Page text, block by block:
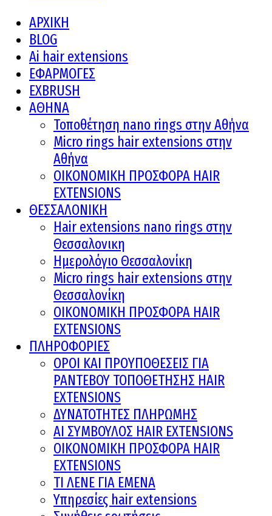
ΑΡΧΙΚΗ
BLOG
Ai hair extensions
ΕΦΑΡΜΟΓΕΣ
EXBRUSH
ΑΘΗΝΑ
Τοποθέτηση nano rings στην Αθήνα
Micro rings hair extensions στην
Αθήνα
ΟΙΚΟΝΟΜΙΚΗ ΠΡΟΣΦΟΡΑ HAIR
EXTENSIONS
ΘΕΣΣΑΛΟΝΙΚΗ
Hair extensions nano rings στην
Θεσσαλονικη
Ημερολόγιο Θεσσαλονίκη
Micro rings hair extensions στην
Θεσσαλονίκη
ΟΙΚΟΝΟΜΙΚΗ ΠΡΟΣΦΟΡΑ HAIR
EXTENSIONS
ΠΛΗΡΟΦΟΡΙΕΣ
ΟΡΟΙ ΚΑΙ ΠΡOΥΠΟΘΕΣΕΙΣ ΓΙΑ
ΡΑΝΤΕΒΟΥ ΤΟΠΟΘΕΤΗΣΗΣ HAIR
EXTENSIONS
ΔΥΝΑΤΟΤΗΤΕΣ ΠΛΗΡΩΜΗΣ
AI ΣΥΜΒΟΥΛΟΣ HAIR EXTENSIONS
ΟΙΚΟΝΟΜΙΚΗ ΠΡΟΣΦΟΡΑ HAIR
EXTENSIONS
ΤΙ ΛΕΝΕ ΓΙΑ ΕΜΕΝΑ
Υπηρεσίες hair extensions